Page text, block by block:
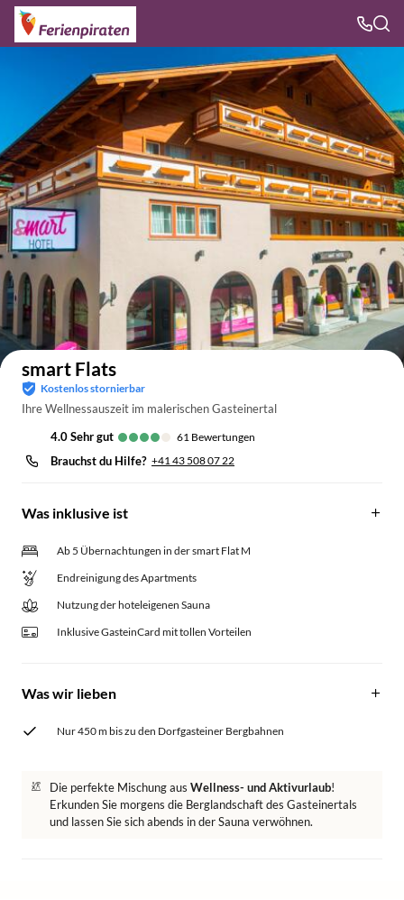
Auf der Karte anzeigen
smart Flats
Kostenlos stornierbar
Ihre Wellnessauszeit im malerischen Gasteinertal
4.0
sehr gut 61 Bewertungen
Brauchst du Hilfe? +41 43 508 07 22
Was inklusive ist
Ab 5 Übernachtungen in der smart Flat M
Endreinigung des Apartments
Nutzung der hoteleigenen Sauna
Inklusive GasteinCard mit tollen Vorteilen
Was wir lieben
Nur 450 m bis zu den Dorfgasteiner Bergbahnen
Die perfekte Mischung aus Wellness- und Aktivurlaub!
Erkunden Sie morgens die Berglandschaft des Gasteinertals
und lassen Sie sich abends in der Sauna verwöhnen.